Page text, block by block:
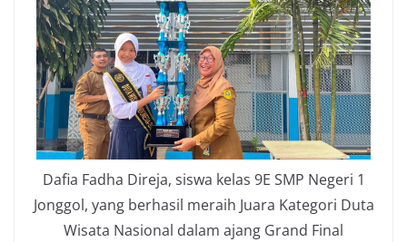
Dafia Fadha Direja, siswa kelas 9E SMP Negeri 1
Jonggol, yang berhasil meraih Juara Kategori Duta
Wisata Nasional dalam ajang Grand Final